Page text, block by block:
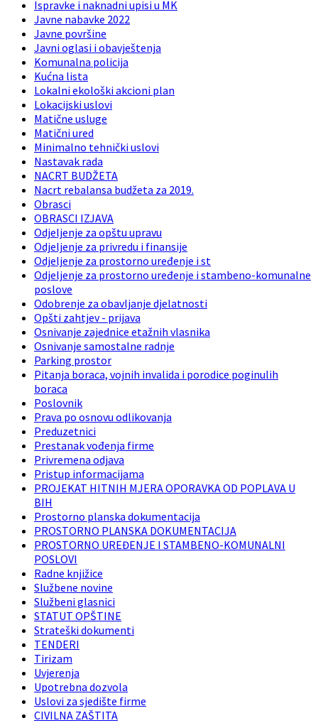
Ispravke i naknadni upisi u MK
Javne nabavke 2022
Javne površine
Javni oglasi i obavještenja
Komunalna policija
Kućna lista
Lokalni ekološki akcioni plan
Lokacijski uslovi
Matične usluge
Matični ured
Minimalno tehnički uslovi
Nastavak rada
NACRT BUDŽETA
Nacrt rebalansa budžeta za 2019.
Obrasci
OBRASCI IZJAVA
Odjeljenje za opštu upravu
Odjeljenje za privredu i finansije
Odjeljenje za prostorno uređenje i st
Odjeljenje za prostorno uređenje i stambeno-komunalne
poslove
Odobrenje za obavljanje djelatnosti
Opšti zahtjev - prijava
Osnivanje zajednice etažnih vlasnika
Osnivanje samostalne radnje
Parking prostor
Pitanja boraca, vojnih invalida i porodice poginulih
boraca
Poslovnik
Prava po osnovu odlikovanja
Preduzetnici
Prestanak vođenja firme
Privremena odjava
Pristup informacijama
PROJEKAT HITNIH MJERA OPORAVKA OD POPLAVA U
BIH
Prostorno planska dokumentacija
PROSTORNO PLANSKA DOKUMENTACIJA
PROSTORNO UREĐENJE I STAMBENO-KOMUNALNI
POSLOVI
Radne knjižice
Službene novine
Službeni glasnici
STATUT OPŠTINE
Strateški dokumenti
TENDERI
Tirizam
Uvjerenja
Upotrebna dozvola
Uslovi za sjedište firme
CIVILNA ZAŠTITA